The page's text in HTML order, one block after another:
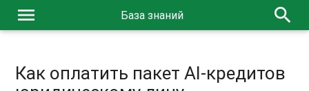
menu База знаний search
Как оплатить пакет AI-кредитов